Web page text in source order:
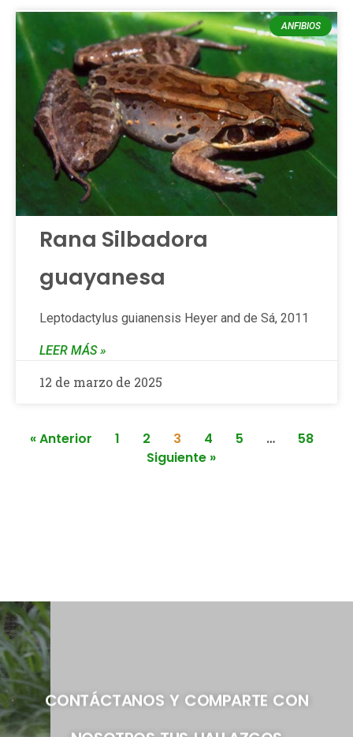
ANFIBIOS
Rana Silbadora
guayanesa
Leptodactylus guianensis Heyer and de Sá, 2011
LEER MÁS »
12 de marzo de 2025
« Anterior 1 2 3 4 5 …
58
Siguiente »
CONTÁCTANOS Y COMPARTE CON